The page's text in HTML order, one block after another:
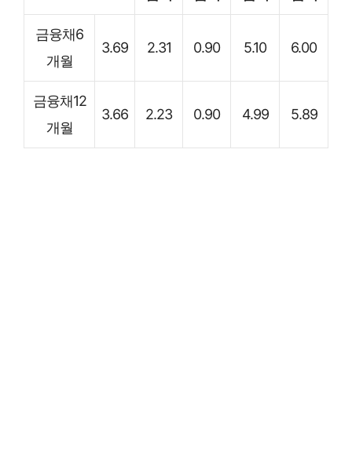
금융채6
개월
3.69 2.31 0.90 5.10 6.00
금융채12
개월
3.66 2.23 0.90 4.99 5.89